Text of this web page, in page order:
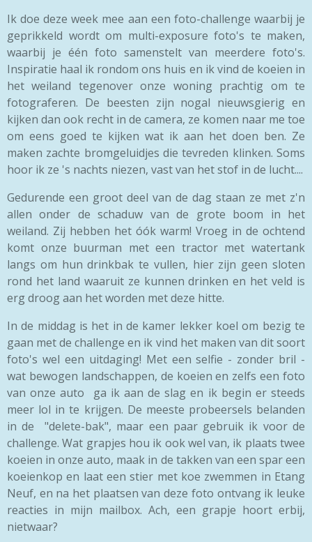
Ik doe deze week mee aan een foto-challenge waarbij je
geprikkeld wordt om multi-exposure foto's te maken,
waarbij je één foto samenstelt van meerdere foto's.
Inspiratie haal ik rondom ons huis en ik vind de koeien in
het weiland tegenover onze woning prachtig om te
fotograferen. De beesten zijn nogal nieuwsgierig en
kijken dan ook recht in de camera, ze komen naar me toe
om eens goed te kijken wat ik aan het doen ben. Ze
maken zachte bromgeluidjes die tevreden klinken. Soms
hoor ik ze 's nachts niezen, vast van het stof in de lucht....
Gedurende een groot deel van de dag staan ze met z'n
allen onder de schaduw van de grote boom in het
weiland. Zij hebben het óók warm! Vroeg in de ochtend
komt onze buurman met een tractor met watertank
langs om hun drinkbak te vullen, hier zijn geen sloten
rond het land waaruit ze kunnen drinken en het veld is
erg droog aan het worden met deze hitte.
In de middag is het in de kamer lekker koel om bezig te
gaan met de challenge en ik vind het maken van dit soort
foto's wel een uitdaging! Met een selfie - zonder bril -
wat bewogen landschappen, de koeien en zelfs een foto
van onze auto ga ik aan de slag en ik begin er steeds
meer lol in te krijgen. De meeste probeersels belanden
in de "delete-bak", maar een paar gebruik ik voor de
challenge. Wat grapjes hou ik ook wel van, ik plaats twee
koeien in onze auto, maak in de takken van een spar een
koeienkop en laat een stier met koe zwemmen in Etang
Neuf, en na het plaatsen van deze foto ontvang ik leuke
reacties in mijn mailbox. Ach, een grapje hoort erbij,
nietwaar?